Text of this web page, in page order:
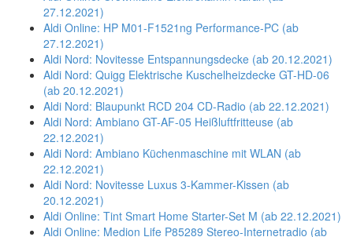
27.12.2021)
Aldi Online: HP M01-F1521ng Performance-PC (ab
27.12.2021)
Aldi Nord: Novitesse Entspannungsdecke (ab 20.12.2021)
Aldi Nord: Quigg Elektrische Kuschelheizdecke GT-HD-06
(ab 20.12.2021)
Aldi Nord: Blaupunkt RCD 204 CD-Radio (ab 22.12.2021)
Aldi Nord: Ambiano GT-AF-05 Heißluftfritteuse (ab
22.12.2021)
Aldi Nord: Ambiano Küchenmaschine mit WLAN (ab
22.12.2021)
Aldi Nord: Novitesse Luxus 3-Kammer-Kissen (ab
20.12.2021)
Aldi Online: Tint Smart Home Starter-Set M (ab 22.12.2021)
Aldi Online: Medion Life P85289 Stereo-Internetradio (ab